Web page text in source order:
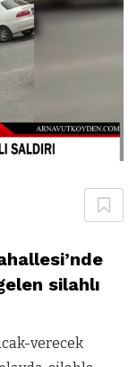
silahlı
verecek